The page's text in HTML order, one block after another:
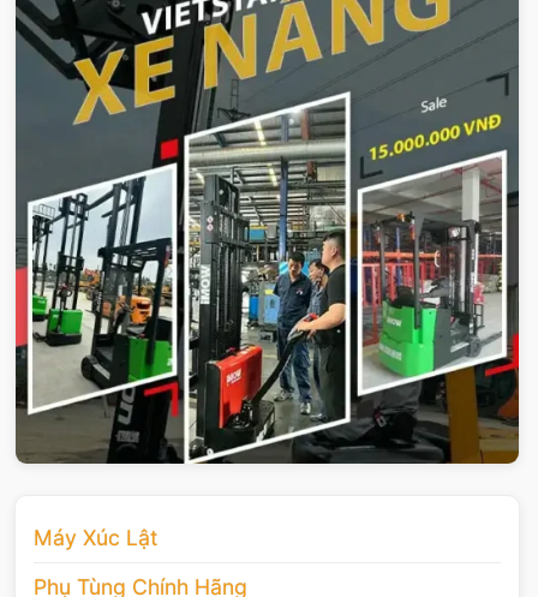
Máy Xúc Lật
Phụ Tùng Chính Hãng